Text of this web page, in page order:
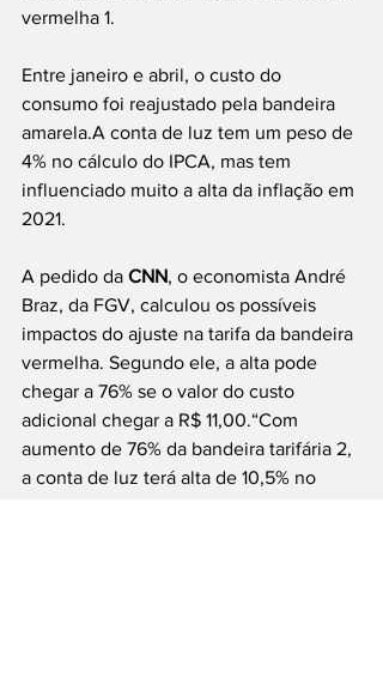
vermelha 1.
Entre janeiro e abril, o custo do
consumo foi reajustado pela bandeira
amarela.A conta de luz tem um peso de
4% no cálculo do IPCA, mas tem
influenciado muito a alta da inflação em
2021.
A pedido da CNN, o economista André
Braz, da FGV, calculou os possíveis
impactos do ajuste na tarifa da bandeira
vermelha. Segundo ele, a alta pode
chegar a 76% se o valor do custo
adicional chegar a R$ 11,00.“Com
aumento de 76% da bandeira tarifária 2,
a conta de luz terá alta de 10,5% no